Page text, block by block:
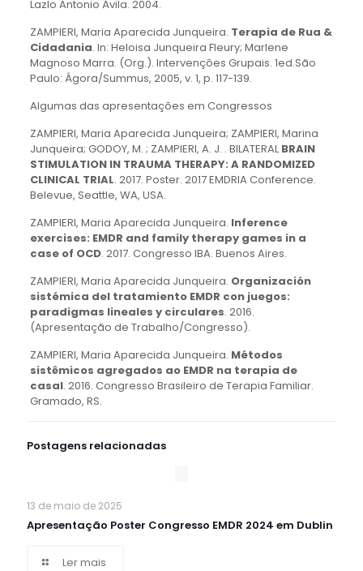
Lazlo Antonio Ávila. 2004.
ZAMPIERI, Maria Aparecida Junqueira. Terapia de Rua &
Cidadania. In: Heloisa Junqueira Fleury; Marlene
Magnoso Marra. (Org.). Intervençôes Grupais. 1ed.São
Paulo: Ágora/Summus, 2005, v. 1, p. 117-139.
Algumas das apresentações em Congressos
ZAMPIERI, Maria Aparecida Junqueira; ZAMPIERI, Marina
Junqueira; GODOY, M. ; ZAMPIERI, A. J. . BILATERALBRAIN
STIMULATION IN TRAUMA THERAPY: A RANDOMIZED
CLINICAL TRIAL. 2017. Poster. 2017 EMDRIA Conference.
Belevue, Seattle, WA, USA.
ZAMPIERI, Maria Aparecida Junqueira. Inference
exercises: EMDR and family therapy games in a
case of OCD. 2017. Congresso IBA. Buenos Aires.
ZAMPIERI, Maria Aparecida Junqueira. Organización
sistémica del tratamiento EMDR con juegos:
paradigmas lineales y circulares. 2016.
(Apresentação de Trabalho/Congresso).
ZAMPIERI, Maria Aparecida Junqueira. Métodos
sistêmicos agregados ao EMDR na terapia de
casal. 2016. Congresso Brasileiro de Terapia Familiar.
Gramado, RS.
Postagens relacionadas
13 de maio de 2025
Apresentação Poster Congresso EMDR 2024 em Dublin
Ler mais